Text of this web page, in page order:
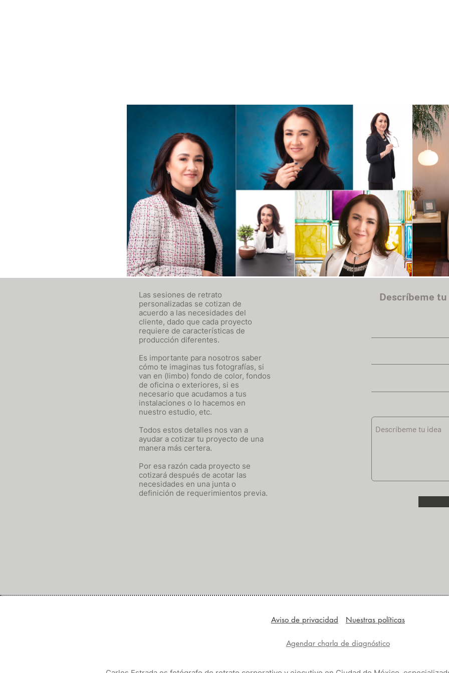
Las sesiones de retrato
personalizadas se cotizan de
acuerdo a las necesidades del
cliente, dado que cada proyecto
requiere de características de
producción diferentes.
Es importante para nosotros saber
cómo te imaginas tus fotografías, si
van en (limbo) fondo de color, fondos
de oficina o exteriores, si es
necesario que acudamos a tus
instalaciones o lo hacemos en
nuestro estudio, etc.
Todos estos detalles nos van a
ayudar a cotizar tu proyecto de una
manera más certera.
Por esa razón cada proyecto se
cotizará después de acotar las
necesidades en una junta o
definición de requerimientos previa.
Descríbeme
Aviso de privacidad Nuestras políticas
Agendar charla de diagnóstico